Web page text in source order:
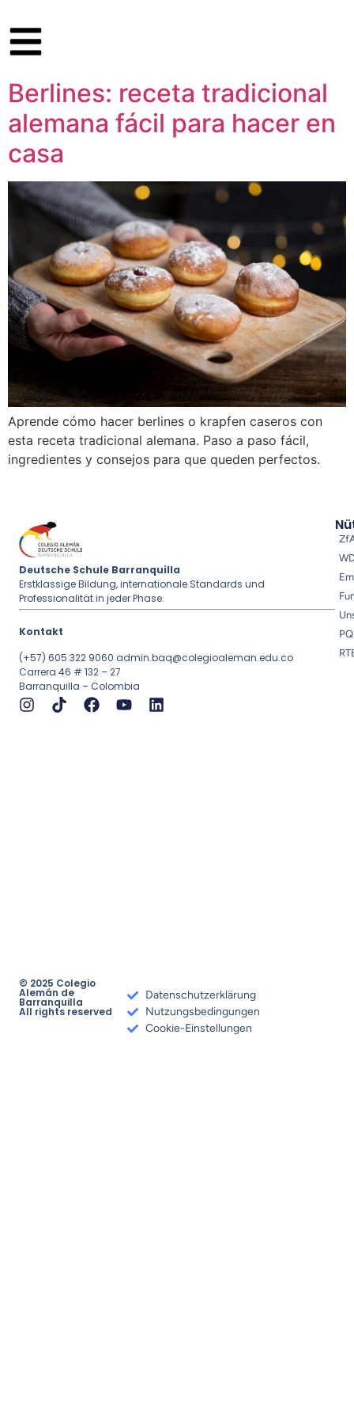
Berlines: receta tradicional
alemana fácil para hacer en
casa
Aprende cómo hacer berlines o krapfen caseros con
esta receta tradicional alemana. Paso a paso fácil,
ingredientes y consejos para que queden perfectos.
Deutsche Schule Barranquilla
Erstklassige Bildung, internationale Standards und
Professionalität in jeder Phase.
Kontakt
(+57) 605 322 9060 admin.baq@colegioaleman.edu.co
Carrera 46 # 132 – 27
Barranquilla – Colombia
© 2025 Colegio
Alemán de
Barranquilla
All rights reserved
Datenschutzerklärung
Nutzungsbedingungen
Cookie-Einstellungen